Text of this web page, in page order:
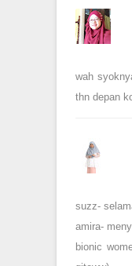
wah
thn depan
suzz-
amira-
bionic